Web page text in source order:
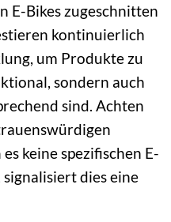
E-Bikes zugeschnitten
kontinuierlich
um Produkte zu
sondern auch
sind. Achten
keine spezifischen E-
dies eine